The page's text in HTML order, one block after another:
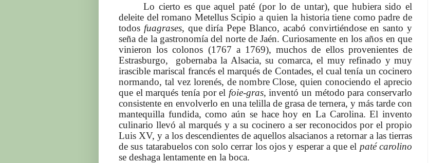
Lo cierto es que aquel paté (por lo de untar), que hubiera sido el
deleite del romano Metellus Scipio a quien la historia tiene como padre de
todos fuagrases, que diría Pepe Blanco, acabó convirtiéndose en santo y
seña de la gastronomía del norte de Jaén. Curiosamente en los años en que
vinieron los colonos (1767 a 1769), muchos de ellos provenientes de
Estrasburgo, gobernaba la Alsacia, su comarca, el muy refinado y muy
irascible mariscal francés el marqués de Contades, el cual tenía un cocinero
normando, tal vez lorenés, de nombre Close, quien conociendo el aprecio
que el marqués tenía por el foie-gras, inventó un método para conservarlo
consistente en envolverlo en una telilla de grasa de ternera, y más tarde con
mantequilla fundida, como aún se hace hoy en La Carolina. El invento
culinario llevó al marqués y a su cocinero a ser reconocidos por el propio
Luis XV, y a los descendientes de aquellos alsacianos a retornar a las tierras
de sus tatarabuelos con solo cerrar los ojos y esperar a que el paté carolino
se deshaga lentamente en la boca.